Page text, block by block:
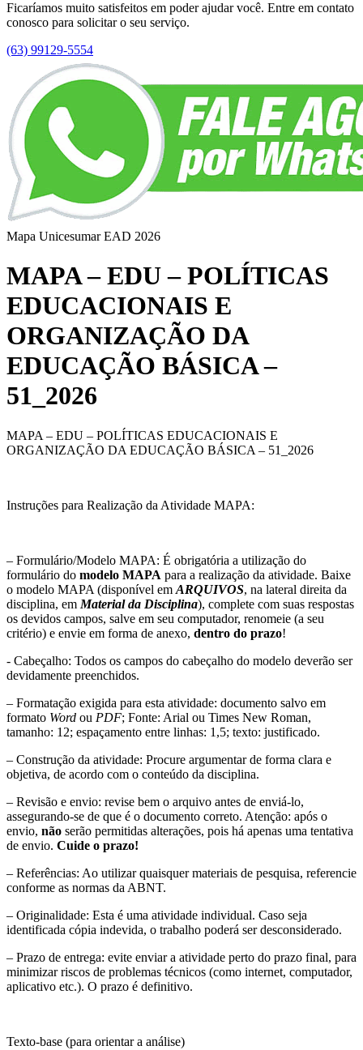
Ficaríamos muito satisfeitos em poder ajudar você. Entre em contato
conosco para solicitar o seu serviço.
(63) 99129-5554
Mapa Unicesumar EAD 2026
MAPA – EDU – POLÍTICAS
EDUCACIONAIS E
ORGANIZAÇÃO DA
EDUCAÇÃO BÁSICA –
51_2026
MAPA – EDU – POLÍTICAS EDUCACIONAIS E
ORGANIZAÇÃO DA EDUCAÇÃO BÁSICA – 51_2026
Instruções para Realização da Atividade MAPA:
– Formulário/Modelo MAPA: É obrigatória a utilização do
formulário do modelo MAPA para a realização da atividade. Baixe
o modelo MAPA (disponível em ARQUIVOS, na lateral direita da
disciplina, em Material da Disciplina), complete com suas respostas
os devidos campos, salve em seu computador, renomeie (a seu
critério) e envie em forma de anexo, dentro do prazo!
​- Cabeçalho: Todos os campos do cabeçalho do modelo deverão ser
devidamente preenchidos.
– Formatação exigida para esta atividade: documento salvo em
formato Word ou PDF; Fonte: Arial ou Times New Roman,
tamanho: 12; espaçamento entre linhas: 1,5; texto: justificado.
– Construção da atividade: Procure argumentar de forma clara e
objetiva, de acordo com o conteúdo da disciplina.
– Revisão e envio: revise bem o arquivo antes de enviá-lo,
assegurando-se de que é o documento correto. Atenção: após o
envio, não serão permitidas alterações, pois há apenas uma tentativa
de envio. Cuide o prazo!
– Referências: Ao utilizar quaisquer materiais de pesquisa, referencie
conforme as normas da ABNT.
– Originalidade: Esta é uma atividade individual. Caso seja
identificada cópia indevida, o trabalho poderá ser desconsiderado.
– Prazo de entrega: evite enviar a atividade perto do prazo final, para
minimizar riscos de problemas técnicos (como internet, computador,
aplicativo etc.). O prazo é definitivo.
Texto-base (para orientar a análise)